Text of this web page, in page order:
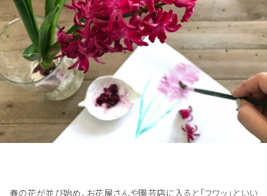
春の花が並び始め、お花屋さんや園芸店に入ると「フワッ」といい